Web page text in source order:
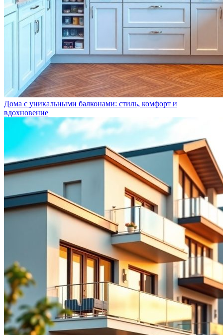
Дома с уникальными балконами: стиль, комфорт и
вдохновение